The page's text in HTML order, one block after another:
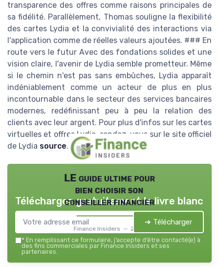
transparence des offres comme raisons principales de
sa fidélité. Parallèlement, Thomas souligne la flexibilité
des cartes Lydia et la convivialité des interactions via
l'application comme de réelles valeurs ajoutées. ### En
route vers le futur Avec des fondations solides et une
vision claire, l'avenir de Lydia semble prometteur. Même
si le chemin n'est pas sans embûches, Lydia apparaît
indéniablement comme un acteur de plus en plus
incontournable dans le secteur des services bancaires
modernes, redéfinissant peu à peu la relation des
clients avec leur argent. Pour plus d'infos sur les cartes
virtuelles et offres Lydia, rendez-vous sur le site officiel
de Lydia source.
LE guide ultime pour
bien choisir son
conseiller financier
Finance Insiders — 2026
Téléchargez gratuitement le livre blanc
➔ Télécharger
* En remplissant ce formulaire, j’accepte d’être contacté(e) à
des fins commerciales par Finance Insiders et ses
partenaires.